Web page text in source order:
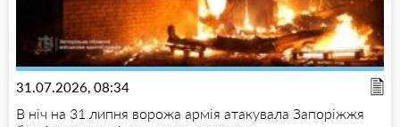
31.07.2026, 08:34
В ніч на 31 липня ворожа армія атакувала Запоріжжя